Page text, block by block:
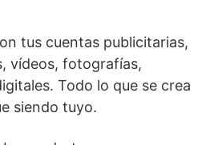
tus cuentas publicitarias,
vídeos, fotografías,
Todo lo que se crea
siendo tuyo.